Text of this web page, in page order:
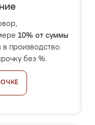
10% от суммы
в производство.
без %.